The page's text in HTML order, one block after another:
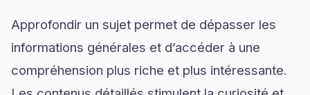
Approfondir un sujet permet de dépasser les
informations générales et d’accéder à une
compréhension plus riche et plus intéressante.